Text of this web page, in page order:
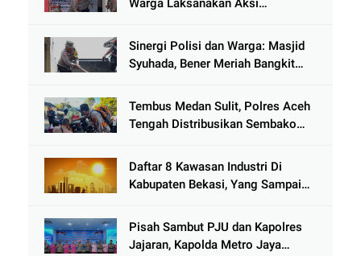
Warga Laksanakan Aksi
Tamiang
Sinergi Polisi dan Warga: Masjid
Syuhada, Bener Meriah Bangkit
Tembus Medan Sulit, Polres Aceh
Tengah Distribusikan Sembako
Jamat
Daftar 8 Kawasan Industri Di
Kabupaten Bekasi, Yang Sampai
Pisah Sambut PJU dan Kapolres
Jajaran, Kapolda Metro Jaya